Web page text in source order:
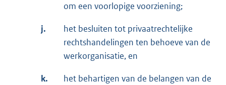
om een voorlopige voorziening;
j.
het besluiten tot privaatrechtelijke
rechtshandelingen ten behoeve van de
werkorganisatie, en
k.
het behartigen van de belangen van de